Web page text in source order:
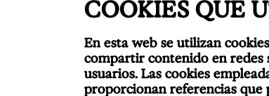
COOKIES QUE
En esta web se utilizan
compartir contenido en redes
usuarios. Las cookies
proporcionan referencias que